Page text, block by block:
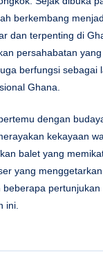
berkembang
dan terpenting di
persahabatan
berfungsi sebagai
Ghana.
dengan
kekayaan
balet yang
yang
beberapa
ini.